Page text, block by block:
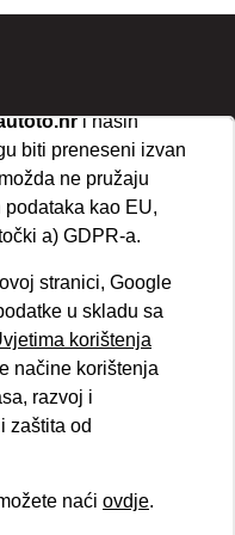
VELEPRODAJA
Odabirom
obradu za analitičke
i naših
biti preneseni izvan
ne pružaju
kao EU,
a) GDPR-a.
stranici, Google
u skladu sa
korištenja
načine korištenja
razvoj i
zaštita od
naći ovdje.